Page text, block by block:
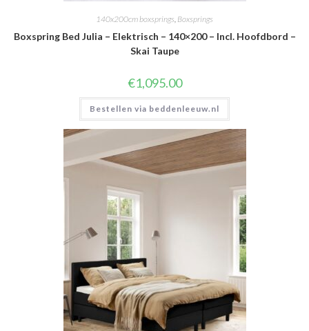
140x200cm boxsprings Boxsprings
Boxspring Bed Julia – Elektrisch – 140×200 – Incl. Hoofdbord –
Skai Taupe
€1,095.00
Bestellen via beddenleeuw.nl